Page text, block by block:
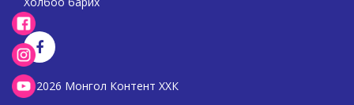
2026 Монгол Контент ХХК